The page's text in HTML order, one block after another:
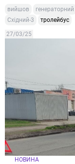
вийшов генераторний
Східний-3
тролейбус
27/03/25
НОВИНА